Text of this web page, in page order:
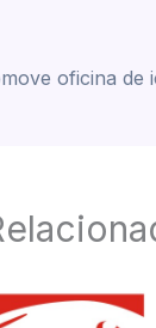
oficina de